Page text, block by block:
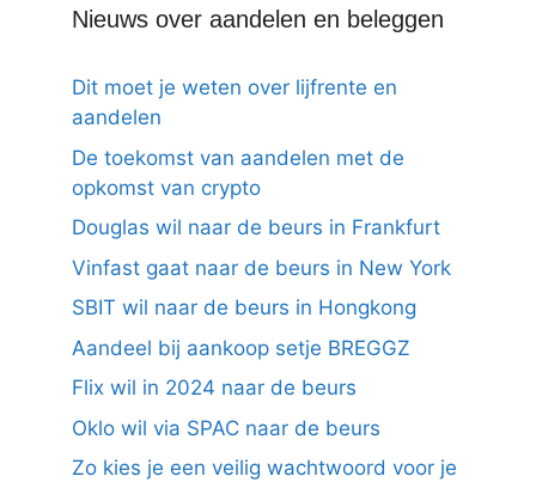
Nieuws over aandelen en beleggen
Dit moet je weten over lijfrente en
aandelen
De toekomst van aandelen met de
opkomst van crypto
Douglas wil naar de beurs in Frankfurt
Vinfast gaat naar de beurs in New York
SBIT wil naar de beurs in Hongkong
Aandeel bij aankoop setje BREGGZ
Flix wil in 2024 naar de beurs
Oklo wil via SPAC naar de beurs
Zo kies je een veilig wachtwoord voor je